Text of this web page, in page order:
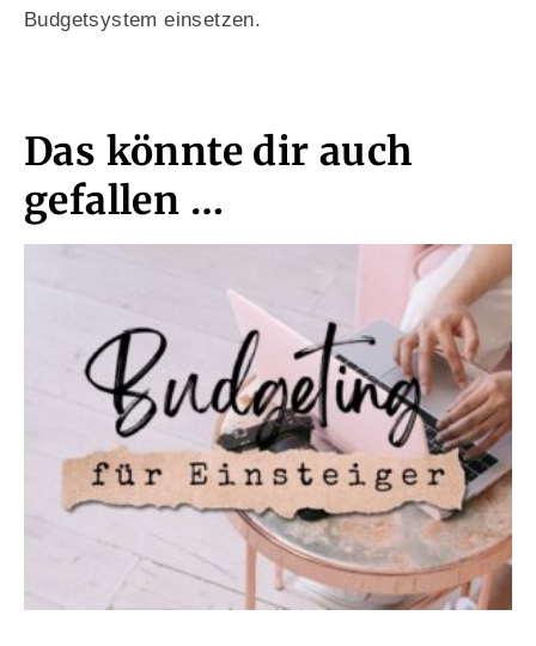
Budgetsystem einsetzen.
Das könnte dir auch
gefallen …